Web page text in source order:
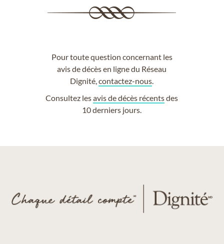
Pour toute question concernant les
avis de décès en ligne du Réseau
Dignité,contactez-nous
Consultez lesavis de décès récentsdes
10 derniers jours.